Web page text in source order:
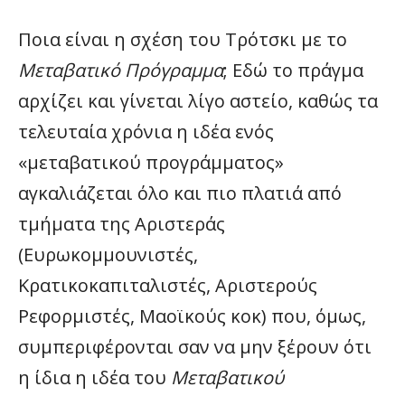
Ποια είναι η σχέση του Τρότσκι με το
Μεταβατικό Πρόγραμμα; Εδώ το πράγμα
αρχίζει και γίνεται λίγο αστείο, καθώς τα
τελευταία χρόνια η ιδέα ενός
«μεταβατικού προγράμματος»
αγκαλιάζεται όλο και πιο πλατιά από
τμήματα της Αριστεράς
(Ευρωκομμουνιστές,
Κρατικοκαπιταλιστές, Αριστερούς
Ρεφορμιστές, Μαοϊκούς κοκ) που, όμως,
συμπεριφέρονται σαν να μην ξέρουν ότι
η ίδια η ιδέα του Μεταβατικού